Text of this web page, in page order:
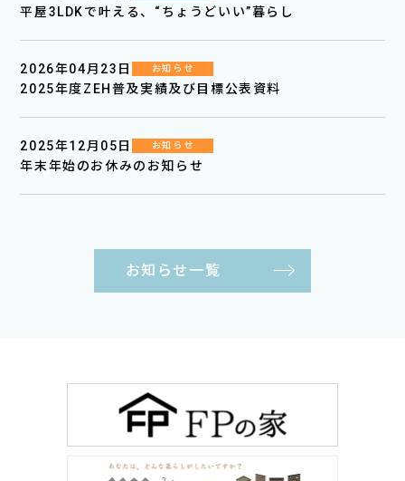
平屋3LDKで叶える、“ちょうどいい”暮らし
2026年04月23日 お知らせ
2025年度ZEH普及実績及び目標公表資料
2025年12月05日 お知らせ
年末年始のお休みのお知らせ
お知らせ一覧